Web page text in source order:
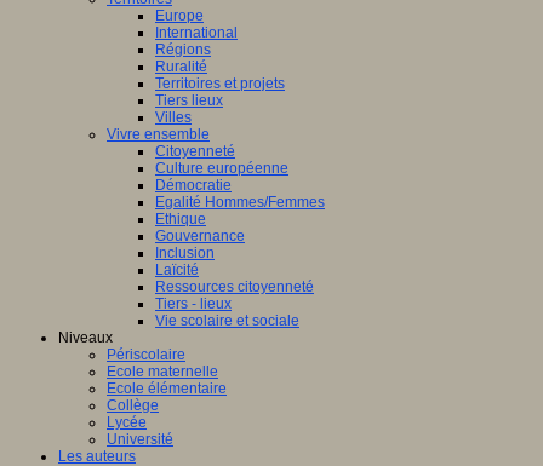
Europe
International
Régions
Ruralité
Territoires et projets
Tiers lieux
Villes
Vivre ensemble
Citoyenneté
Culture européenne
Démocratie
Egalité Hommes/Femmes
Ethique
Gouvernance
Inclusion
Laïcité
Ressources citoyenneté
Tiers - lieux
Vie scolaire et sociale
Niveaux
Périscolaire
Ecole maternelle
Ecole élémentaire
Collège
Lycée
Université
Les auteurs